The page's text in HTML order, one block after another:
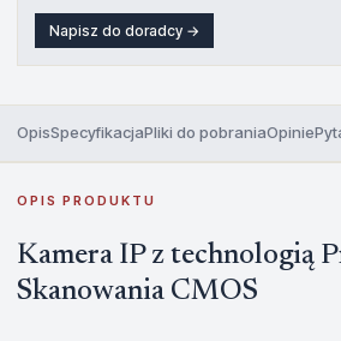
Napisz do doradcy →
OpisSpecyfikacjaPliki do pobraniaOpinie
OPIS PRODUKTU
Kamera IP z technologią
Skanowania CMOS